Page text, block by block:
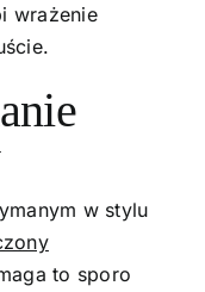
wrażenie
w stylu
to sporo